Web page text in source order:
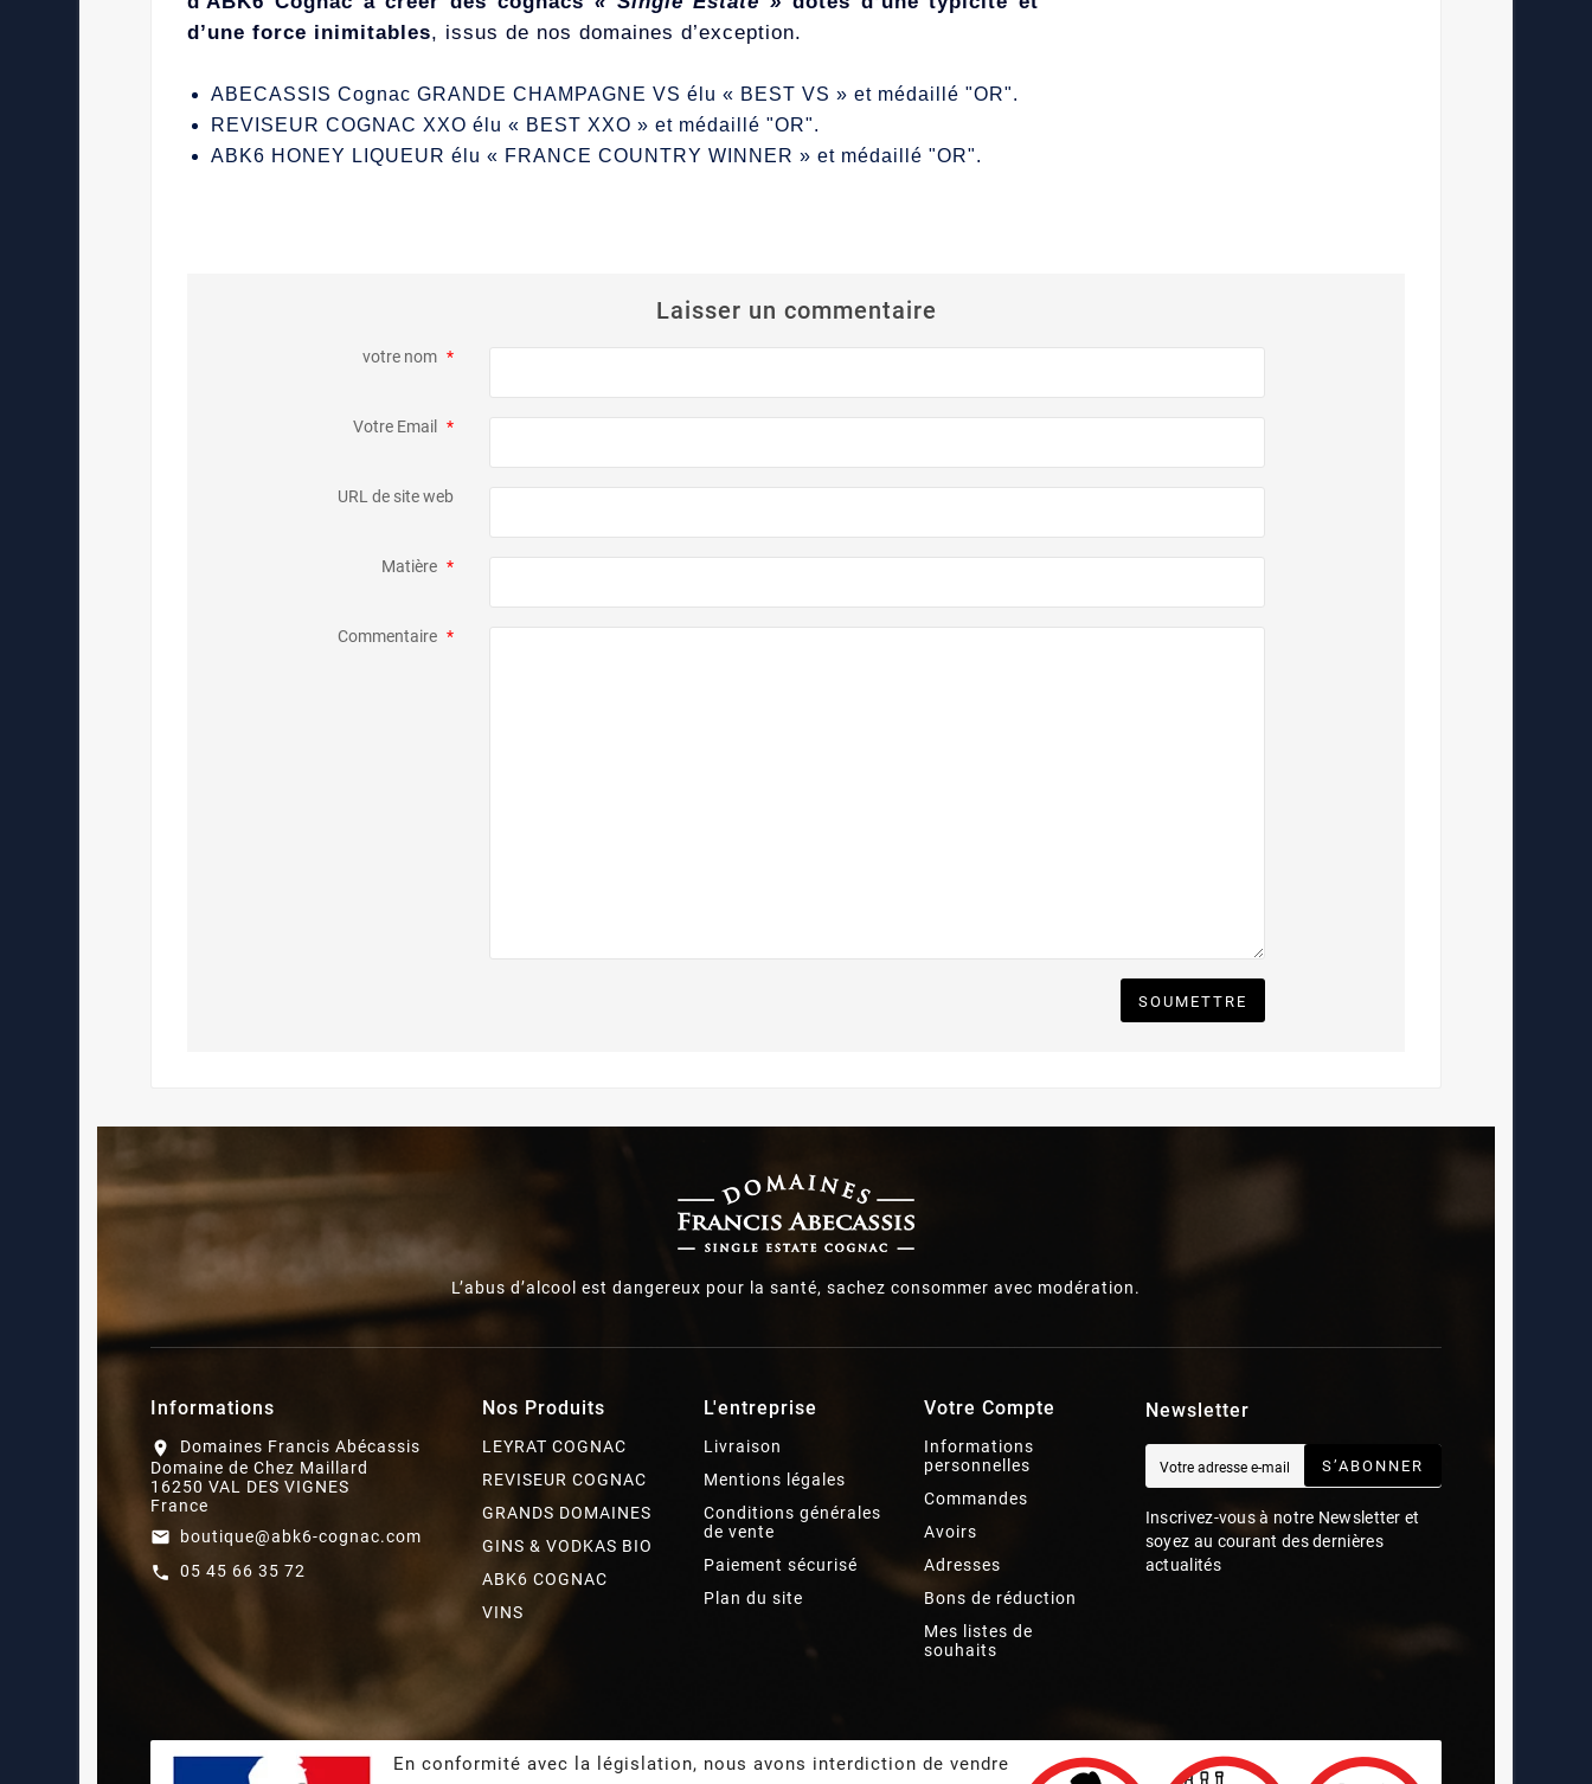
d’une force inimitables, issus de nos domaines d’exception.
ABECASSIS Cognac GRANDE CHAMPAGNE VS élu « BEST VS » et médaillé "OR".
REVISEUR COGNAC XXO élu « BEST XXO » et médaillé "OR".
ABK6 HONEY LIQUEUR élu « FRANCE COUNTRY WINNER » et médaillé "OR".
Laisser un commentaire
votre nom *
Votre Email *
URL de site web
Matière *
Commentaire *
SOUMETTRE
L’abus d’alcool est dangereux pour la santé, sachez consommer avec modération.
Informations
location_on
Domaines Francis Abécassis
Domaine de Chez Maillard
16250 VAL DES VIGNES
France
email boutique@abk6-cognac.com
call 05 45 66 35 72
Nos Produits
LEYRAT COGNAC
REVISEUR COGNAC
GRANDS DOMAINES
GINS & VODKAS BIO
ABK6 COGNAC
VINS
L'entreprise
Livraison
Mentions légales
Conditions générales
de vente
Paiement sécurisé
Plan du site
Votre Compte
Informations
personnelles
Commandes
Avoirs
Adresses
Bons de réduction
Mes listes de
souhaits
Newsletter
S’ABONNER
Inscrivez-vous à notre Newsletter et
soyez au courant des dernières
actualités
En conformité avec la législation, nous avons interdiction de vendre